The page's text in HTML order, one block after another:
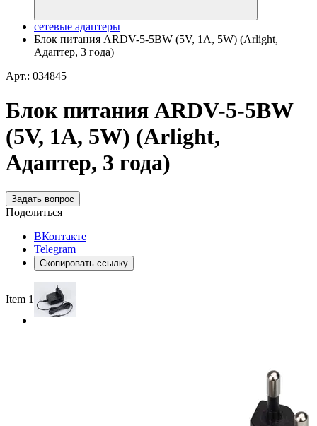
сетевые адаптеры
Блок питания ARDV-5-5BW (5V, 1A, 5W) (Arlight,
Адаптер, 3 года)
Арт.: 034845
Блок питания ARDV-5-5BW
(5V, 1A, 5W) (Arlight,
Адаптер, 3 года)
Задать вопрос
Поделиться
ВКонтакте
Telegram
Скопировать ссылку
Item 1 of 2